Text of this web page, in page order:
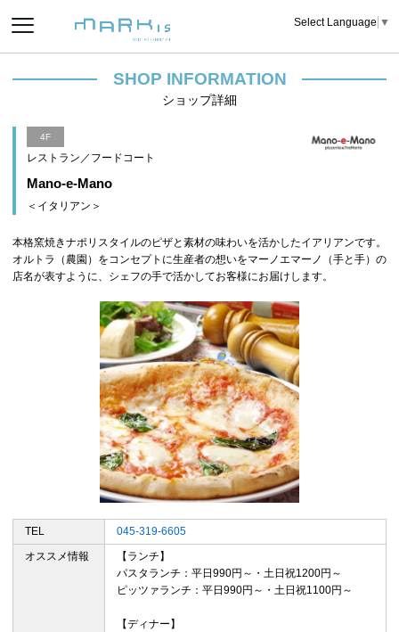
Select Language ▼
SHOP INFORMATION
ショップ詳細
4F
レストラン／フードコート
Mano-e-Mano
＜イタリアン＞
本格窯焼きナポリスタイルのピザと素材の味わいを活かしたイアリアンです。
オルトラ（農園）をコンセプトに生産者の想いをマーノエマーノ（手と手）の
店名が表すように、シェフの手で活かしてお客様にお届けします。
TEL
045-319-6605
オススメ情報
【ランチ】
パスタランチ：平日990円～・土日祝1200円～
ピッツァランチ：平日990円～・土日祝1100円～
【ディナー】